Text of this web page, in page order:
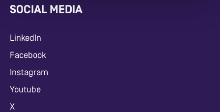
SOCIAL MEDIA
LinkedIn
Facebook
Instagram
Youtube
X